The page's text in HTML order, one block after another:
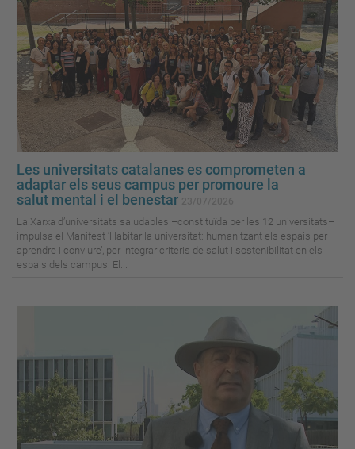
Les universitats catalanes es comprometen a
adaptar els seus campus per promoure la
salut mental i el benestar
La Xarxa d’universitats saludables –constituïda per les 12 universitats–
impulsa el Manifest ‘Habitar la universitat: humanitzant els espais per
aprendre i conviure’, per integrar criteris de salut i sostenibilitat en els
espais dels campus. El...